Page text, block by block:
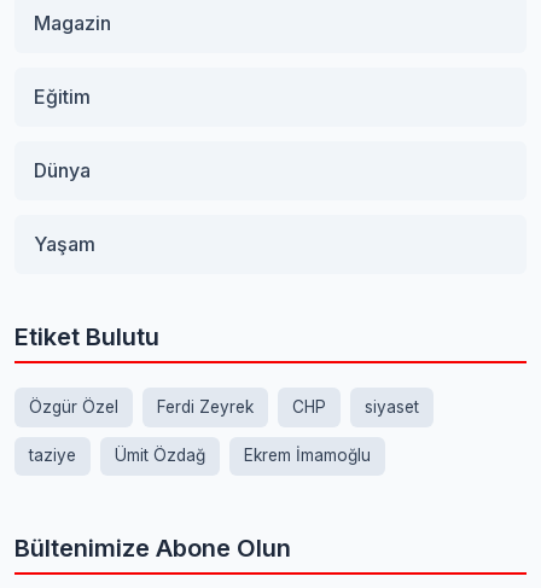
Magazin
Eğitim
Dünya
Yaşam
Etiket Bulutu
Özgür Özel Ferdi Zeyrek CHP siyaset
taziye Ümit Özdağ Ekrem İmamoğlu
Bültenimize Abone Olun